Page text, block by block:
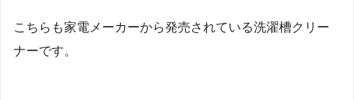
こちらも家電メーカーから発売されている洗濯槽クリー
ナーです。